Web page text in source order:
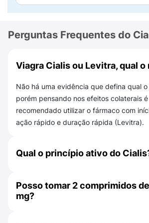
Mas atenção! Cialis não vai
você ter se excitado. Sem
Qual a composição de Cialis
Cialis Diário 5mg é composto de
tadalafila mais alguns
excipientes são substâncias
dar forma e facilitar a
Lactose monoidratada;
Croscarmelose sódica;
Perguntas Frequentes do
Viagra Cialis ou Levitra, qual o
Não há uma evidência que defina qual o
porém pensando nos efeitos colaterais é
recomendado utilizar o fármaco com
ação rápido e duração rápida (Levitra).
Qual o princípio ativo do
Posso tomar 2 comprimidos
mg?